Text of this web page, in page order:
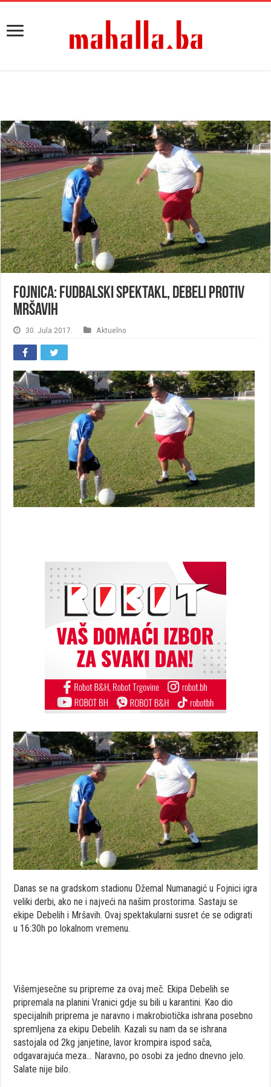
Fojnica: Fudbalski spektakl, Debeli protiv
Mršavih
30. Jula 2017. Aktuelno
Danas se na gradskom stadionu Džemal Numanagić u Fojnici igra
veliki derbi, ako ne i najveći na našim prostorima. Sastaju se
ekipe Debelih i Mršavih. Ovaj spektakularni susret će se odigrati
u 16:30h po lokalnom vremenu.
Višemjesečne su pripreme za ovaj meč. Ekipa Debelih se
pripremala na planini Vranici gdje su bili u karantini. Kao dio
specijalnih priprema je naravno i makrobiotička ishrana posebno
spremljena za ekipu Debelih. Kazali su nam da se ishrana
sastojala od 2kg janjetine, lavor krompira ispod sača,
odgavarajuća meza… Naravno, po osobi za jedno dnevno jelo.
Salate nije bilo.